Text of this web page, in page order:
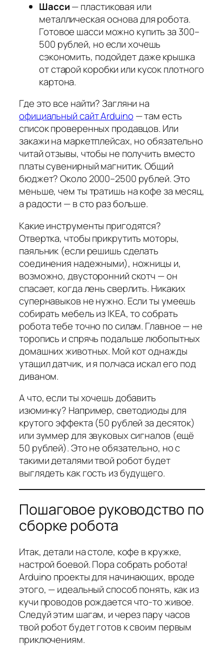
Шасси— пластиковая или
металлическая основа для робота.
Готовое шасси можно купить за 300–
500 рублей, но если хочешь
сэкономить, подойдет даже крышка
от старой коробки или кусок плотного
картона.
Где это все найти? Загляни на
официальный сайт Arduino — там есть
список проверенных продавцов. Или
закажи на маркетплейсах, но обязательно
читай отзывы, чтобы не получить вместо
платы сувенирный магнитик. Общий
бюджет? Около 2000–2500 рублей. Это
меньше, чем ты тратишь на кофе за месяц,
а радости — в сто раз больше.
Какие инструменты пригодятся?
Отвертка, чтобы прикрутить моторы,
паяльник (если решишь сделать
соединения надежными), ножницы и,
возможно, двусторонний скотч — он
спасает, когда лень сверлить. Никаких
супернавыков не нужно. Если ты умеешь
собирать мебель из IKEA, то собрать
робота тебе точно по силам. Главное — не
торопись и спрячь подальше любопытных
домашних животных. Мой кот однажды
утащил датчик, и я полчаса искал его под
диваном.
А что, если ты хочешь добавить
изюминку? Например, светодиоды для
крутого эффекта (50 рублей за десяток)
или зуммер для звуковых сигналов (ещё
50 рублей). Это не обязательно, но с
такими деталями твой робот будет
выглядеть как гость из будущего.
Пошаговое руководство по
сборке робота
Итак, детали на столе, кофе в кружке,
настрой боевой. Пора собрать робота!
Arduino проекты для начинающих, вроде
этого, — идеальный способ понять, как из
кучи проводов рождается что-то живое.
Следуй этим шагам, и через пару часов
твой робот будет готов к своим первым
приключениям.